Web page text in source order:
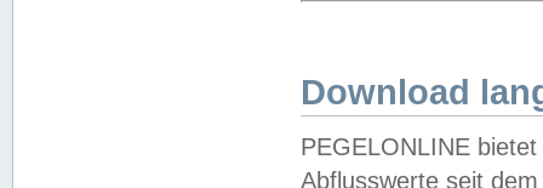
Download
PEGELONLINE
Abflusswerte seit